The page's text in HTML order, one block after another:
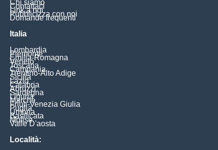
Chi siamo
Contattaci
Link a noi
Pubblicizza con noi
Domande frequenti
Italia
Lombardia
Piemonte
Emilia-Romagna
Veneto
Toscana
Campania
Trentino-Alto Adige
Sicilia
Lazio
Calabria
Abruzzi
Sardegna
Liguria
Marche
Friuli-Venezia Giulia
Puglia
Umbria
Basilicata
Molise
Valle D'aosta
Località: